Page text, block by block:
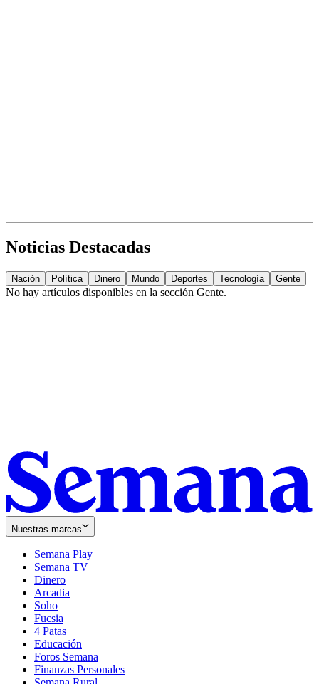
Noticias Destacadas
Nación Política Dinero Mundo Deportes Tecnología Gente
No hay artículos disponibles en la sección Gente.
Nuestras marcas
Semana Play
Semana TV
Dinero
Arcadia
Soho
in
new
window
Fucsia
in
new
window
4 Patas
Educación
Foros Semana
Finanzas Personales